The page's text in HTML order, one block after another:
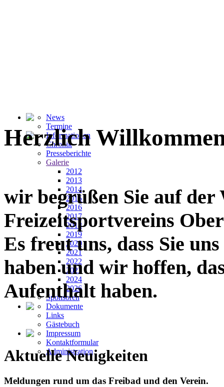
News
Termine
Informationen
Chronik
Presseberichte
Galerie
2012
2013
2014
2015
2016
2017
2018
2019
2020
2021
2022
2023
2024
2026
Sponsoren
Dokumente
Links
Gästebuch
Impressum
Kontaktformular
Administration
Herzlich
wir begrüßen Sie auf der
Freizeitsportvereins
Es freut uns, dass Sie
haben und wir hoffen,
Aufenthalt haben.
Aktuelle Neuigkeiten
Meldungen rund um das Freibad und den Verein.